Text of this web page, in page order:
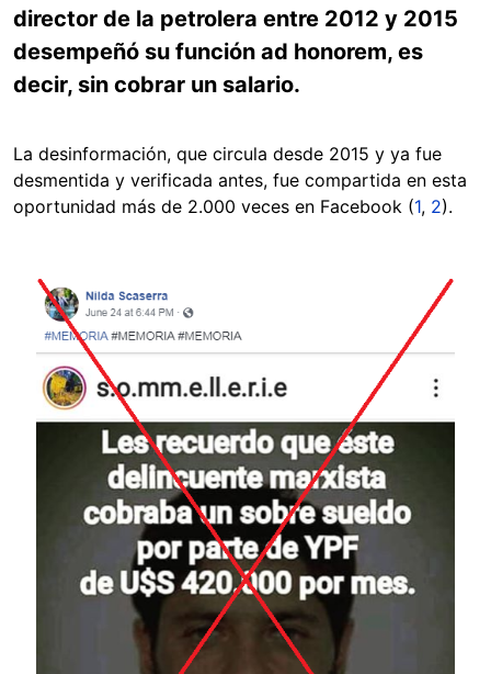
director de la petrolera entre 2012 y 2015
desempeñó su función ad honorem, es
decir, sin cobrar un salario.
La desinformación, que circula desde 2015 y ya fue
desmentida y verificada antes, fue compartida en esta
oportunidad más de 2.000 veces en Facebook (1, 2).
Image